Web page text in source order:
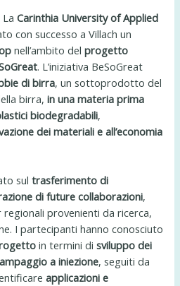
LaCarinthia University of Applied
con successo a Villach un
nell’ambito delprogetto
. L’iniziativa BeSoGreat
di birra, un sottoprodotto del
birra,in una materia prima
biodegradabili,
dei materiali e all’economia
sultrasferimento di
di future collaborazioni,
provenienti da ricerca,
I partecipanti hanno conosciuto
in termini disviluppo dei
a iniezione, seguiti da
applicazioni e